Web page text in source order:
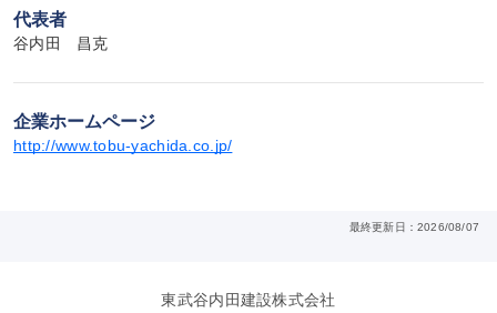
代表者
谷内田　昌克
企業ホームページ
http://www.tobu-yachida.co.jp/
最終更新日：2026/08/07
東武谷内田建設株式会社